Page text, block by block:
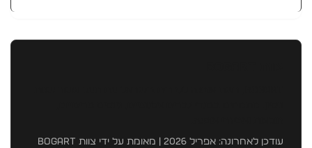
עודכן לאחרונה: אפריל 2026 | מאומת על ידי צוות BOGART